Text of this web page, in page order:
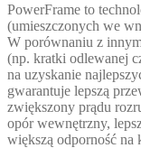
PowerFrame to
(umieszczonych we
W porównaniu z
(np. kratki odlewanej
na uzyskanie
gwarantuje lepszą
zwiększony prądu
opór wewnętrzny,
większą odporność na